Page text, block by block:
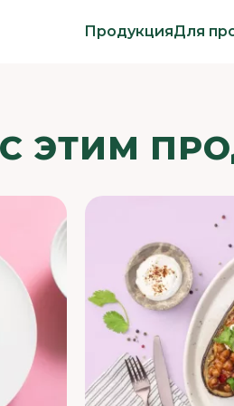
ПродукцияДля
ЭТИМ